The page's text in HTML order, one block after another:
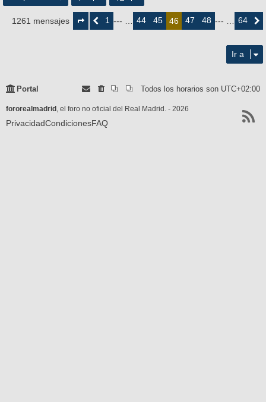
1261 mensajes
Página
deAnterior
1 --- … 44 45 46 47 48 --- … 64
Ir a
Portal Todos los horarios son UTC+02:00
fororealmadrid, el foro no oficial del Real Madrid. - 2026
PrivacidadCondicionesFAQ